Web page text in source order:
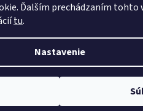
Ďalším prechádzaním tohto
tu.
Nastavenie